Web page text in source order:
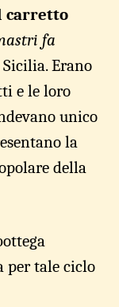
carretto
fa
Sicilia. Erano
e le loro
unico
la
re della
pertale ciclo